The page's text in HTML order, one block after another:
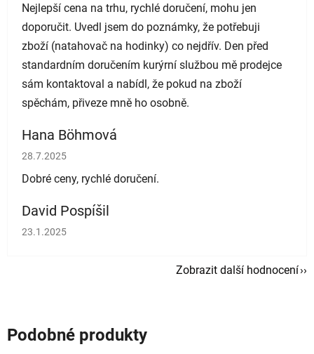
Nejlepší cena na trhu, rychlé doručení, mohu jen
doporučit. Uvedl jsem do poznámky, že potřebuji
zboží (natahovač na hodinky) co nejdřív. Den před
standardním doručením kurýrní službou mě prodejce
sám kontaktoval a nabídl, že pokud na zboží
spěchám, přiveze mně ho osobně.
Hana Böhmová
Hodnocení obchodu je 5 z 5 hvězdiček.
28.7.2025
Dobré ceny, rychlé doručení.
David Pospíšil
Hodnocení obchodu je 5 z 5 hvězdiček.
23.1.2025
Zobrazit další hodnocení
Podobné produkty